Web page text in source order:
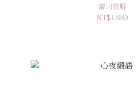
晴川牧野
NT$1,880